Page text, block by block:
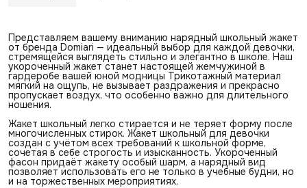
Представляем вашему вниманию нарядный школьный жакет
от бренда Domiari — идеальный выбор для каждой девочки,
стремящейся выглядеть стильно и элегантно в школе. Наш
укороченный жакет станет настоящей жемчужиной в
гардеробе вашей юной модницы Трикотажный материал
мягкий на ощупь, не вызывает раздражения и прекрасно
пропускает воздух, что особенно важно для длительного
ношения.
Жакет школьный легко стирается и не теряет форму после
многочисленных стирок. Жакет школьный для девочки
создан с учётом всех требований к школьной форме,
сочетая в себе строгость и изысканность. Укороченный
фасон придаёт жакету особый шарм, а нарядный вид
позволяет использовать его не только в учебные будни, но
и на торжественных мероприятиях.